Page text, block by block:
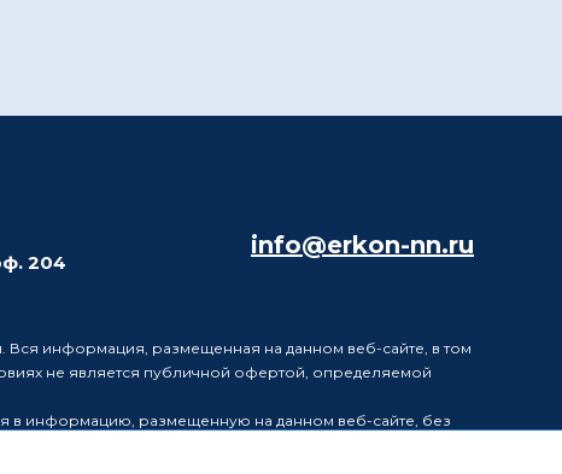
204
info@erkon-nn.ru
информация, размещенная на данном веб-сайте, в том
не является публичной офертой, определяемой
в информацию, размещенную на данном веб-сайте, без